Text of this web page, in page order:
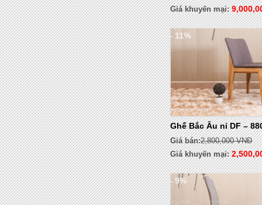
Giá khuyến mại:
- 11%
Ghế Bắc Âu nỉ DF –
Giá bán:2,800,000 VNĐ
Giá khuyến mại:
- 9%